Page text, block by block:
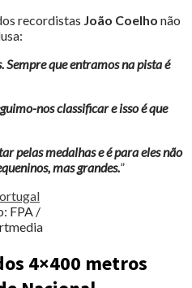
recordistas João Coelho não
que entramos na pista é
nos classificar e isso é que
pelas medalhas e é para eles não
mas grandes.”
FPA /
4×400 metros